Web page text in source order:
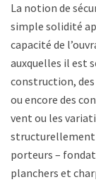
La notion de
simple solidité
capacité de
auxquelles il est
construction,
ou encore des
vent ou les
structurellement
porteurs –
planchers et